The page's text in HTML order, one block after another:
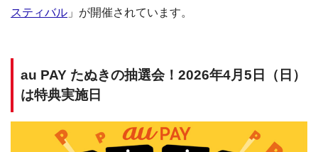
スティバル 」が開催されています。
au PAY たぬきの抽選会！2026年4月5日（日）
は特典実施日